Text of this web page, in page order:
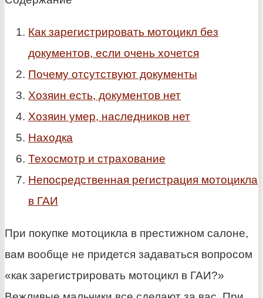
Как зарегистрировать мотоцикл без
документов, если очень хочется
Почему отсутствуют документы
Хозяин есть, документов нет
Хозяин умер, наследников нет
Находка
Техосмотр и страхование
Непосредственная регистрация мотоцикла
в ГАИ
При покупке мотоцикла в престижном салоне,
вам вообще не придется задаваться вопросом
«как зарегистрировать мотоцикл в ГАИ?»